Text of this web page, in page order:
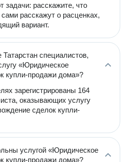
задачи: расскажите, что
расскажут о расценках,
вариант.
специалистов,
«Юридическое
купли-продажи дома»?
зарегистрированы 164
оказывающих услугу
сделок купли-
услугой «Юридическое
купли-продажи дома»?